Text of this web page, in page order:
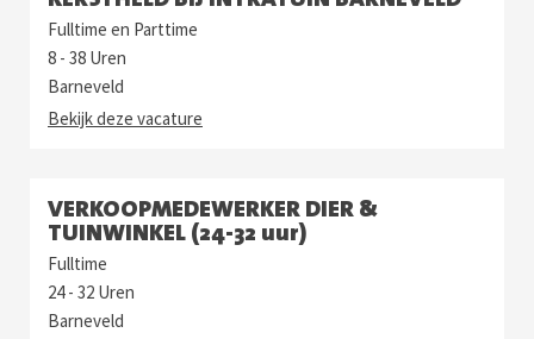
Fulltime en Parttime
8 - 38 Uren
Barneveld
Bekijk deze vacature
VERKOOPMEDEWERKER DIER &
TUINWINKEL (24-32 uur)
Fulltime
24 - 32 Uren
Barneveld